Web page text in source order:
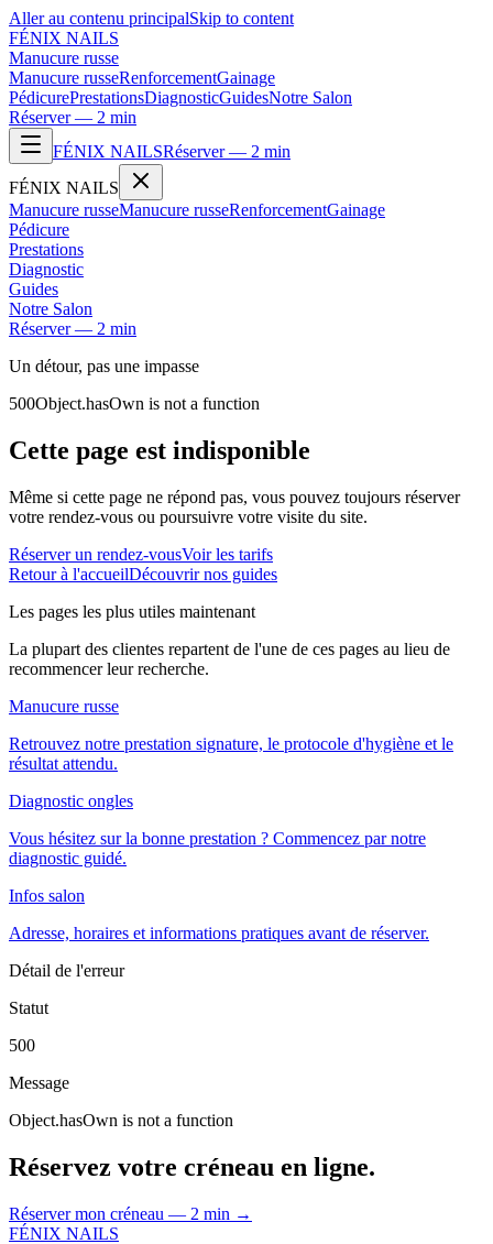
Aller au contenu principalSkip to content
FÉNIX NAILS
Manucure russe
Manucure russeRenforcementGainage
PédicurePrestationsDiagnosticGuidesNotre Salon
Réserver — 2 min
FÉNIX NAILSRéserver — 2 min
FÉNIX NAILS
Manucure russeManucure russeRenforcementGainage
Pédicure
Prestations
Diagnostic
Guides
Notre Salon
Réserver — 2 min
Un détour, pas une impasse
500Object.hasOwn is not a function
Cette page est indisponible
Même si cette page ne répond pas, vous pouvez toujours réserver
votre rendez-vous ou poursuivre votre visite du site.
Réserver un rendez-vousVoir les tarifs
Retour à l'accueilDécouvrir nos guides
Les pages les plus utiles maintenant
La plupart des clientes repartent de l'une de ces pages au lieu de
recommencer leur recherche.
Manucure russe
Retrouvez notre prestation signature, le protocole d'hygiène et le
résultat attendu.
Diagnostic ongles
Vous hésitez sur la bonne prestation ? Commencez par notre
diagnostic guidé.
Infos salon
Adresse, horaires et informations pratiques avant de réserver.
Détail de l'erreur
Statut
500
Message
Object.hasOwn is not a function
Réservez votre créneau en ligne.
Réserver mon créneau — 2 min →
FÉNIX NAILS